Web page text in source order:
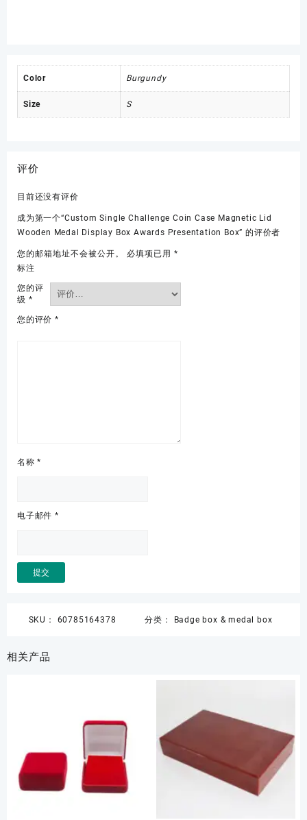
Color Burgundy
Size S
评价
目前还没有评价
成为第一个“Custom Single Challenge Coin Case Magnetic Lid
Wooden Medal Display Box Awards Presentation Box” 的评价者
您的邮箱地址不会被公开。 必填项已用 *
标注
您的评
级 *
您的评价 *
名称*
电子邮件 *
SKU： 60785164378 分类： Badge box & medal box
相关产品